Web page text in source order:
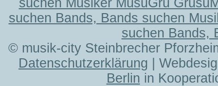
suchen Musiker MusuGru
suchen Bands, Bands suchen
suchen Bands,
© musik-city Steinbrecher
Datenschutzerklärung |
Berlin in